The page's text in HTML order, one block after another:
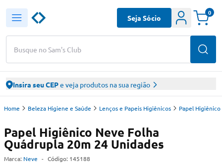
Busque no Sam's Club
Seja Sócio
0
Insira seu CEPe veja produtos na sua região
Home Beleza Higiene e Saúde Lenços e Papeis Higiênicos Papel Higiênico
Papel Higiênico Neve Folha
Quádrupla 20m 24 Unidades
Marca: Neve - Código: 145188